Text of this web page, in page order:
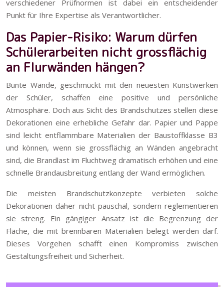
verschiedener Prüfnormen ist dabei ein entscheidender
Punkt für Ihre Expertise als Verantwortlicher.
Das Papier-Risiko: Warum dürfen
Schülerarbeiten nicht grossflächig
an Flurwänden hängen?
Bunte Wände, geschmückt mit den neuesten Kunstwerken
der Schüler, schaffen eine positive und persönliche
Atmosphäre. Doch aus Sicht des Brandschutzes stellen diese
Dekorationen eine erhebliche Gefahr dar. Papier und Pappe
sind leicht entflammbare Materialien der Baustoffklasse B3
und können, wenn sie grossflächig an Wänden angebracht
sind, die Brandlast im Fluchtweg dramatisch erhöhen und eine
schnelle Brandausbreitung entlang der Wand ermöglichen.
Die meisten Brandschutzkonzepte verbieten solche
Dekorationen daher nicht pauschal, sondern reglementieren
sie streng. Ein gängiger Ansatz ist die Begrenzung der
Fläche, die mit brennbaren Materialien belegt werden darf.
Dieses Vorgehen schafft einen Kompromiss zwischen
Gestaltungsfreiheit und Sicherheit.